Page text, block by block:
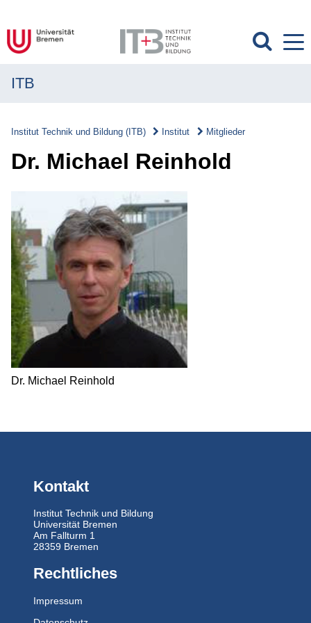
Abteilungen
Mitglieder
Anreise
Datenschutz
Forschung
Transfer
Publikationen
ITB
Institut Technik und Bildung (ITB) Institut Mitglieder
Dr. Michael Reinhold
Dr. Michael Reinhold
Kontakt
Institut Technik und Bildung
Universität Bremen
Am Fallturm 1
28359 Bremen
Rechtliches
Impressum